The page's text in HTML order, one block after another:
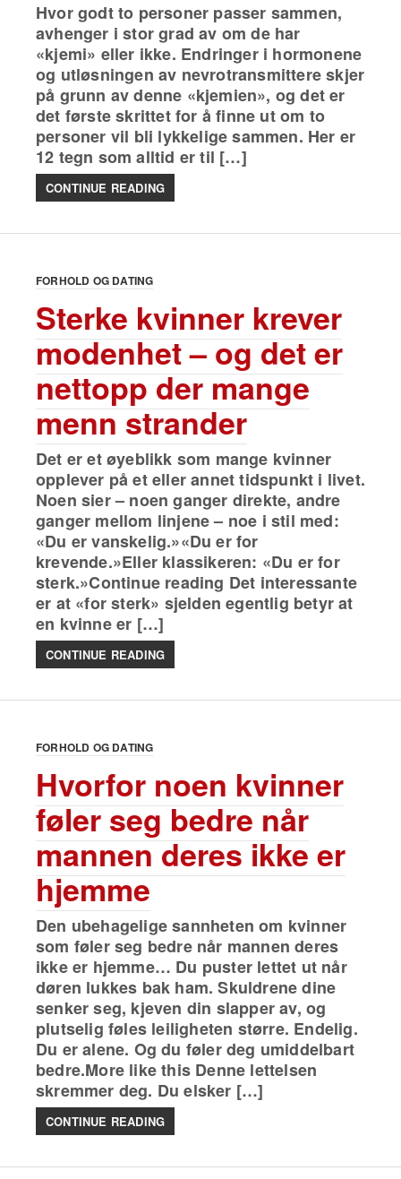
Hvor godt to personer passer sammen,
avhenger i stor grad av om de har
«kjemi» eller ikke. Endringer i hormonene
og utløsningen av nevrotransmittere skjer
på grunn av denne «kjemien», og det er
det første skrittet for å finne ut om to
personer vil bli lykkelige sammen. Her er
12 tegn som alltid er til […]
CONTINUE READING
FORHOLD OG DATING
Sterke kvinner krever
modenhet – og det er
nettopp der mange
menn strander
Det er et øyeblikk som mange kvinner
opplever på et eller annet tidspunkt i livet.
Noen sier – noen ganger direkte, andre
ganger mellom linjene – noe i stil med:
«Du er vanskelig.»«Du er for
krevende.»Eller klassikeren: «Du er for
sterk.»Continue reading Det interessante
er at «for sterk» sjelden egentlig betyr at
en kvinne er […]
CONTINUE READING
FORHOLD OG DATING
Hvorfor noen kvinner
føler seg bedre når
mannen deres ikke er
hjemme
Den ubehagelige sannheten om kvinner
som føler seg bedre når mannen deres
ikke er hjemme… Du puster lettet ut når
døren lukkes bak ham. Skuldrene dine
senker seg, kjeven din slapper av, og
plutselig føles leiligheten større. Endelig.
Du er alene. Og du føler deg umiddelbart
bedre.More like this Denne lettelsen
skremmer deg. Du elsker […]
CONTINUE READING